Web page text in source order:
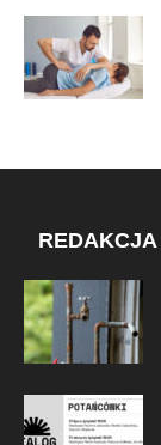
REDAKCJA